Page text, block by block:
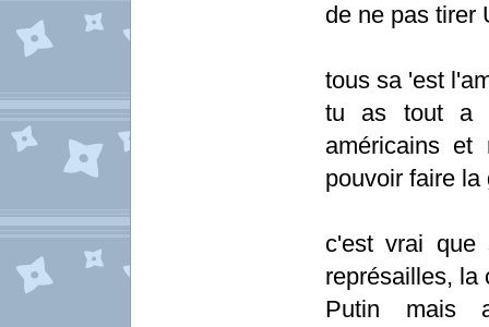
de ne pas tirer
tous sa 'est
tu as tout a
américains
pouvoir faire la
c'est vrai
représailles, la
Putin mais